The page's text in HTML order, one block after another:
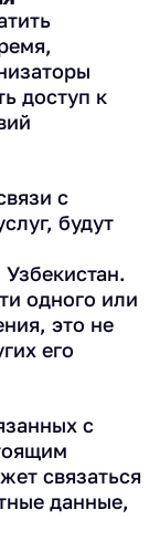
доступ к
с
будут
одного или
это не
его
с
связаться
данные,